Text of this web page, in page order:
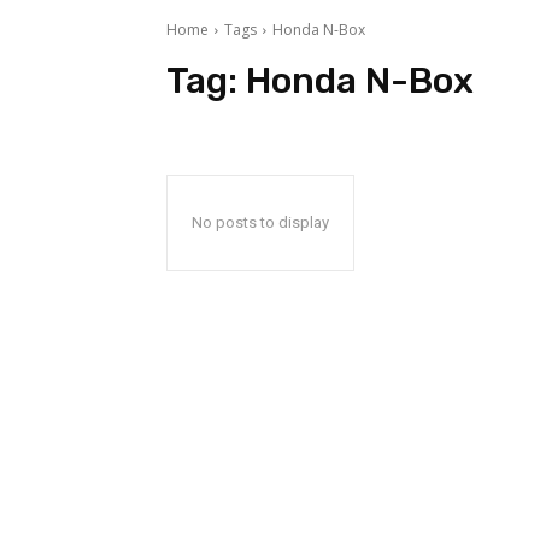
Home Tags Honda N-Box
Tag: Honda N-Box
No posts to display